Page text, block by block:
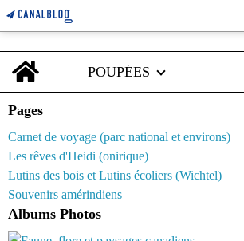
Home
POUPÉES
Pages
Carnet de voyage (parc national et environs)
Les rêves d'Heidi (onirique)
Lutins des bois et Lutins écoliers (Wichtel)
Souvenirs amérindiens
Albums Photos